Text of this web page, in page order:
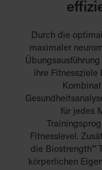
Durch die
maximaler
ihre Fitnessziele
für jedes
Fitnesslevel.
die Biostrength™
körperlichen